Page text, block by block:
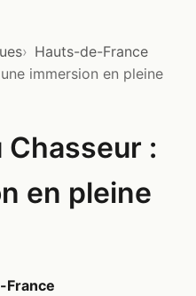
Hauts-de-France
immersion en pleine
Chasseur :
en pleine
France